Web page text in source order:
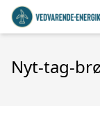
Nyt-tag-